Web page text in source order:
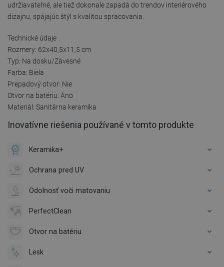
udržiavateľné, ale tiež dokonale zapadá do trendov interiérového
dizajnu, spájajúc štýl s kvalitou spracovania.
Technické údaje
Rozmery: 62x40,5x11,5 cm
Typ: Na dosku/Závesné
Farba: Biela
Prepadový otvor: Nie
Otvor na batériu: Áno
Materiál: Sanitárna keramika
Inovatívne riešenia používané v tomto produkte
Keramika+
Ochrana pred UV
Odolnosť voči matovaniu
PerfectClean
Otvor na batériu
Lesk